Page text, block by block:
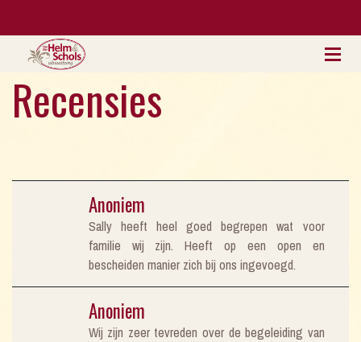
Recensies
Anoniem
Sally heeft heel goed begrepen wat voor
familie wij zijn. Heeft op een open en
bescheiden manier zich bij ons ingevoegd.
Anoniem
Wij zijn zeer tevreden over de begeleiding van